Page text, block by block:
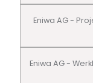
Eniwa AG -
Eniwa AG -